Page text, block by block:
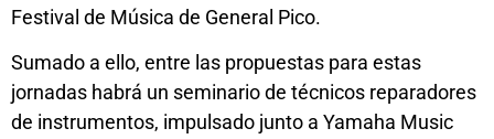
Festival de Música de General Pico.
Sumado a ello, entre las propuestas para estas
jornadas habrá un seminario de técnicos reparadores
de instrumentos, impulsado junto a Yamaha Music